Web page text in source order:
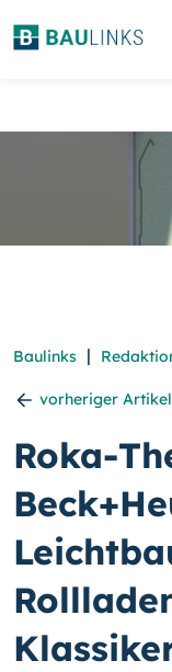
Baulinks |
vorheriger Artikel
Roka-